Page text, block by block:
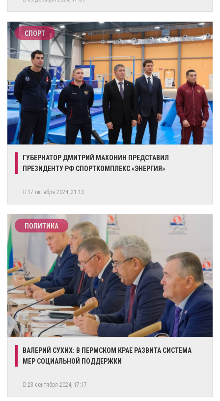
СПОРТ
​ГУБЕРНАТОР ДМИТРИЙ МАХОНИН ПРЕДСТАВИЛ
ПРЕЗИДЕНТУ РФ СПОРТКОМПЛЕКС «ЭНЕРГИЯ»
17 октября 2024, 21:13
ПОЛИТИКА
​ВАЛЕРИЙ СУХИХ: В ПЕРМСКОМ КРАЕ РАЗВИТА СИСТЕМА
МЕР СОЦИАЛЬНОЙ ПОДДЕРЖКИ
23 сентября 2024, 17:17